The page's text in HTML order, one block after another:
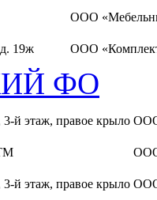
ООО
19ж ООО
ФО
й этаж, правое крыло
й этаж, правое крыло